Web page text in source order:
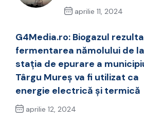
aprilie 11, 2024
G4Media.ro: Biogazul
fermentarea nămolului de la
staţia de epurare a
Târgu Mureș va fi utilizat ca
energie electrică şi termică
aprilie 12, 2024